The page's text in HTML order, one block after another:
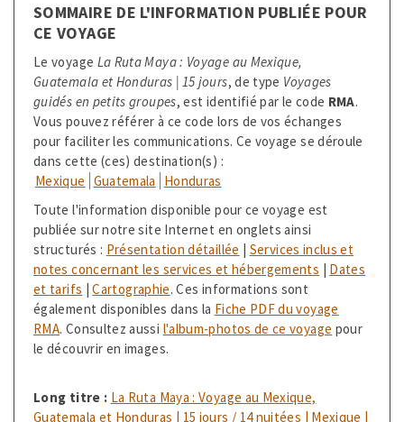
SOMMAIRE DE L'INFORMATION PUBLIÉE POUR
CE VOYAGE
Le voyage La Ruta Maya : Voyage au Mexique,
Guatemala et Honduras | 15 jours, de type Voyages
guidés en petits groupes, est identifié par le code RMA.
Vous pouvez référer à ce code lors de vos échanges
pour faciliter les communications. Ce voyage se déroule
dans cette (ces) destination(s) :
Mexique Guatemala
Honduras
Toute l'information disponible pour ce voyage est
publiée sur notre site Internet en onglets ainsi
structurés : Présentation détaillée | Services inclus et
notes concernant les services et hébergements | Dates
et tarifs |Cartographie. Ces informations sont
également disponibles dans la Fiche PDF du voyage
RMA. Consultez aussi l'album-photos de ce voyage pour
le découvrir en images.
Long titre : La Ruta Maya : Voyage au Mexique,
Guatemala et Honduras | 15 jours / 14 nuitées | Mexique |